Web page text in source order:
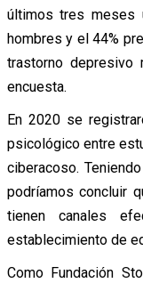
últimos tres meses
hombres y el 44%
trastorno
encuesta.
En 2020 se
psicológico entre
ciberacoso.
podríamos concluir
tienen canales
establecimiento de
Como Fundación